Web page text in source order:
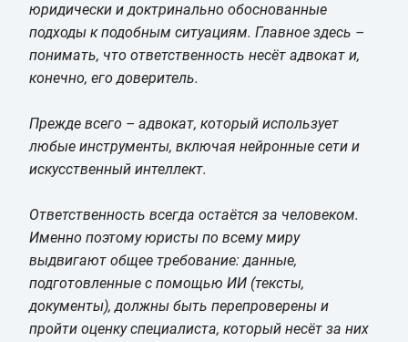
юридически и доктринально обоснованные
подходы к подобным ситуациям. Главное здесь –
понимать, что ответственность несёт адвокат и,
конечно, его доверитель.
Прежде всего – адвокат, который использует
любые инструменты, включая нейронные сети и
искусственный интеллект.
Ответственность всегда остаётся за человеком.
Именно поэтому юристы по всему миру
выдвигают общее требование: данные,
подготовленные с помощью ИИ (тексты,
документы), должны быть перепроверены и
пройти оценку специалиста, который несёт за них